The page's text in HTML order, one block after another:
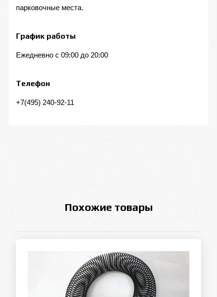
парковочные места.
График работы
Ежедневно с 09:00 до 20:00
Телефон
+7(495) 240-92-11
Похожие товары